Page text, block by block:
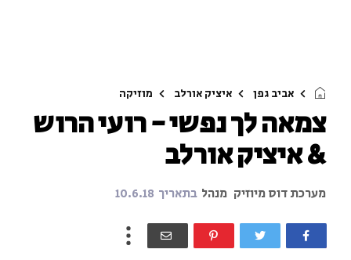
אביב גפן איציק אורלב מוזיקה
צמאה לך נפשי - רועי הרוש
& איציק אורלב
מערכת דוס מיוזיק מנהל בתאריך 10.6.18